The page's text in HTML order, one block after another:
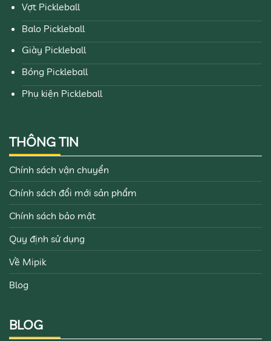
Vợt Pickleball
Balo Pickleball
Giày Pickleball
Bóng Pickleball
Phụ kiện Pickleball
THÔNG TIN
Chính sách vận chuyển
Chính sách đổi mới sản phẩm
Chính sách bảo mật
Quy định sử dụng
Về Mipik
Blog
BLOG